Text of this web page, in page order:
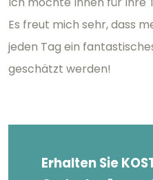
Es freut mich sehr, dass
jeden Tag ein
geschätzt werden!
Erhalten Sie